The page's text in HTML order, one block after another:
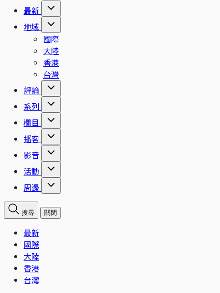
最新
地域
國際
大陸
香港
台灣
評論
系列
欄目
播客
影音
活動
周邊
搜尋 關閉
最新
國際
大陸
香港
台灣